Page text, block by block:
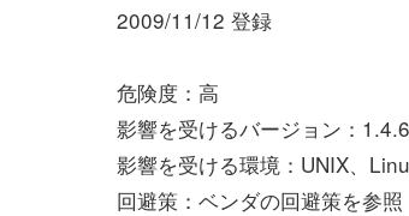
2009/11/12 登録
危険度：高
影響を受けるバージョン：1.4.6
影響を受ける環境：UNIX、
回避策：ベンダの回避策を参照